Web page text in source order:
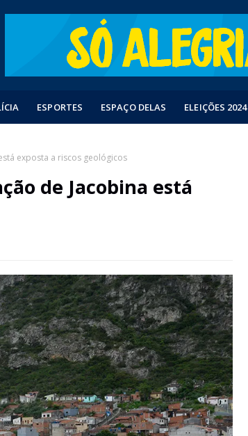
ESPORTES ESPAÇO DELAS ELEIÇÕES 2024
exposta a riscos geológicos
de Jacobina está